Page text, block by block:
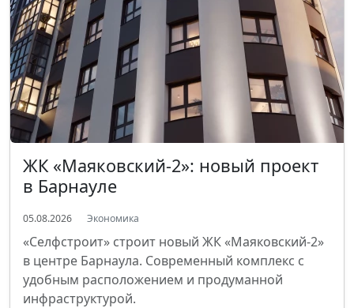
ЖК «Маяковский-2»: новый проект
в Барнауле
05.08.2026 Экономика
«Селфстроит» строит новый ЖК «Маяковский-2»
в центре Барнаула. Современный комплекс с
удобным расположением и продуманной
инфраструктурой.